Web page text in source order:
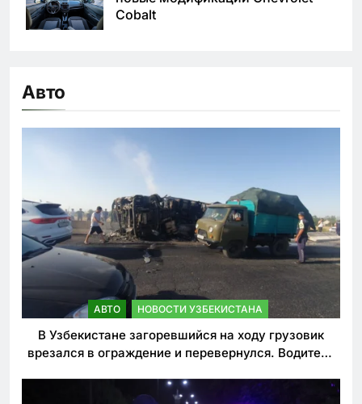
Cobalt
Авто
АВТО НОВОСТИ УЗБЕКИСТАНА
В Узбекистане загоревшийся на ходу грузовик
врезался в ограждение и перевернулся. Водитель